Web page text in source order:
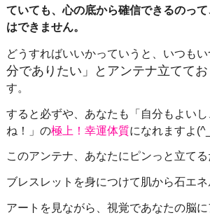
ていても、心の底から確信できるのっ
はできません。
どうすればいいかっていうと、いつもい
分でありたい」とアンテナ立ててお
す。
すると必ずや、あなたも「自分もよい
ね！」の極上！幸運体質になれますよ
このアンテナ、あなたにピンっと立て
ブレスレットを身につけて肌から石エ
アートを見ながら、視覚であなたの脳に